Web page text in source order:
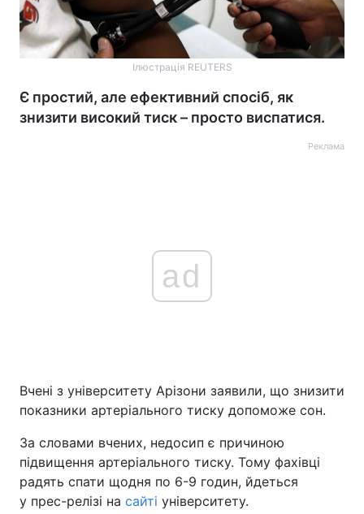
Ілюстрація REUTERS
Є простий, але ефективний спосіб, як
знизити високий тиск – просто виспатися.
Реклама
ad
Вчені з університету Арізони заявили, що знизити
показники артеріального тиску допоможе сон.
За словами вчених, недосип є причиною
підвищення артеріального тиску. Тому фахівці
радять спати щодня по 6-9 годин, йдеться
у прес-релізі на сайті університету.